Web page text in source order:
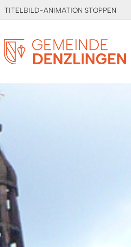
TITELBILD-ANIMATION STOPPEN